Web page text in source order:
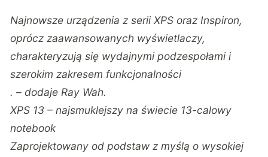
Najnowsze urządzenia z serii XPS oraz Inspiron,
oprócz zaawansowanych wyświetlaczy,
charakteryzują się wydajnymi podzespołami i
szerokim zakresem funkcjonalności
. – dodaje Ray Wah.
XPS 13 – najsmuklejszy na świecie 13-calowy
notebook
Zaprojektowany od podstaw z myślą o wysokiej